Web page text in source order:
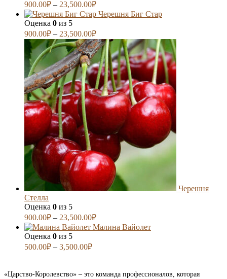
900.00₽ – 23,500.00₽
Черешня Биг Стар
Оценка 0 из 5
900.00₽ – 23,500.00₽
Черешня
Стелла
Оценка 0 из 5
900.00₽ – 23,500.00₽
Малина Вайолет
Оценка 0 из 5
500.00₽ – 3,500.00₽
«Царство-Королевство» – это команда профессионалов, которая